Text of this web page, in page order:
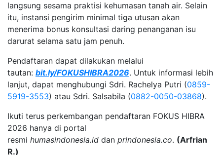
langsung sesama praktisi kehumasan tanah air. Selain
itu, instansi pengirim minimal tiga utusan akan
menerima bonus konsultasi daring penanganan isu
darurat selama satu jam penuh.
Pendaftaran dapat dilakukan melalui
tautan: bit.ly/FOKUSHIBRA2026. Untuk informasi lebih
lanjut, dapat menghubungi Sdri. Rachelya Putri (0859-
5919-3553) atau Sdri. Salsabila (0882-0050-03868).
Ikuti terus perkembangan pendaftaran FOKUS HIBRA
2026 hanya di portal
resmi humasindonesia.id dan prindonesia.co. (Arfrian
R.)